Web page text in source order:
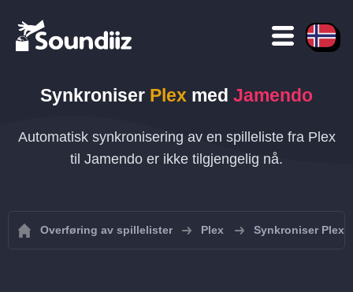
Synkroniser Plex med Jamendo
Automatisk synkronisering av en spilleliste fra Plex
til Jamendo er ikke tilgjengelig nå.
Overføring av spillelister Plex Synkroniser